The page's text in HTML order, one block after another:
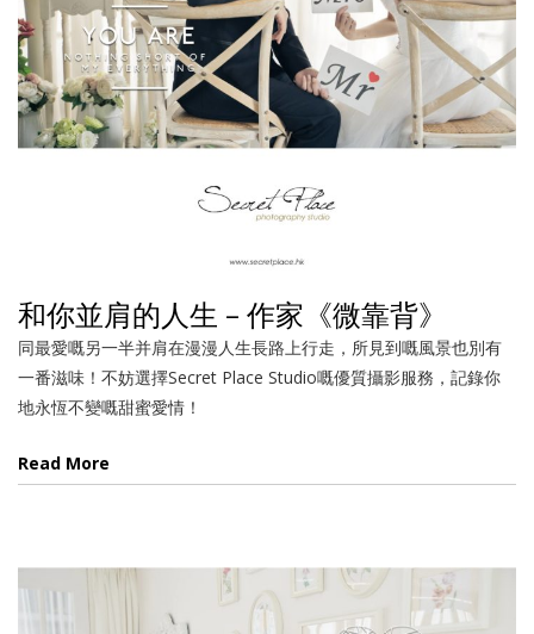
和你並肩的人生 – 作家《微靠背》
同最愛嘅另一半并肩在漫漫人生長路上行走，所見到嘅風景也別有
一番滋味！不妨選擇Secret Place Studio嘅優質攝影服務，記錄你
地永恆不變嘅甜蜜愛情！
Read More